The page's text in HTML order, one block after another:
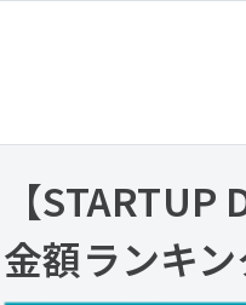
【
金額ランキ